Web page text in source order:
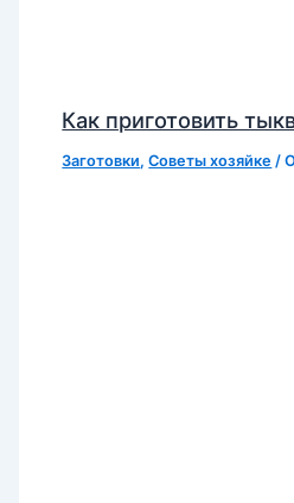
Как приготовить
Заготовки,Советы хозяйке /